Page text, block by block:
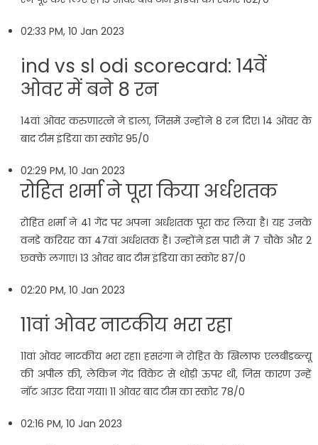
02:33 PM, 10 Jan 2023
ind vs sl odi scorecard: 14वें
ओवर में बने 8 रन
14वां ओवर करुणारत्ने ने डाला, जिसमें उन्होंने 8 रन दिए। 14 ओवर के
बाद टीम इंडिया का स्कोर 95/0
02:29 PM, 10 Jan 2023
रोहित शर्मा ने पूरा किया अर्धशतक
रोहित शर्मा ने 41 गेंद पर अपना अर्धशतक पूरा कर लिया है। यह उनके
वनडे करियर का 47वां अर्धशतक है। उन्होंने इस पारी में 7 चौके और 2
छ्क्के लगाए। 13 ओवर बाद टीम इंडिया का स्कोर 87/0
02:20 PM, 10 Jan 2023
11वां ओवर नाटकीय भरा रहा
11वां ओवर नाटकीय भरा रहा। हसरंगा ने रोहित के खिलाफ एलबीडब्ल्यू
की अपील की, लेकिन गेंद विकेट से थोड़ी ऊपर थी, जिस कारण उन्हें
नॉट आउट दिया गया। 11 ओवर बाद टीम का स्कोर 78/0
02:16 PM, 10 Jan 2023